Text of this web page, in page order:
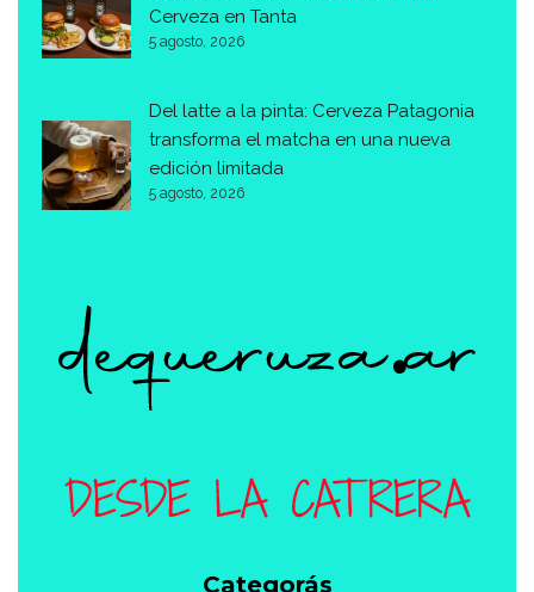
Cerveza en Tanta
5 agosto, 2026
Del latte a la pinta: Cerveza Patagonia
transforma el matcha en una nueva
edición limitada
5 agosto, 2026
Categorás